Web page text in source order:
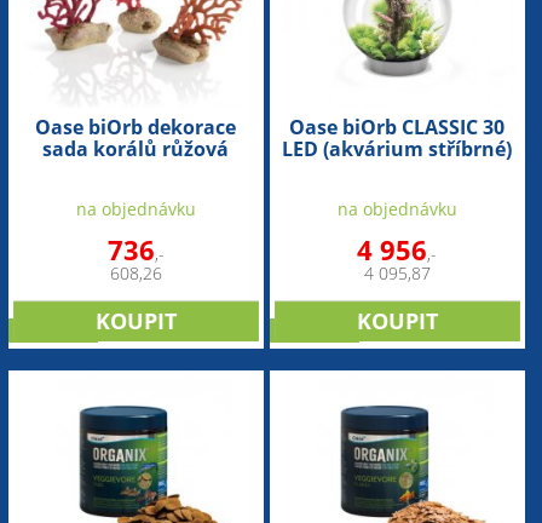
Oase biOrb dekorace
sada korálů růžová
na objednávku
736,-
608,26
Oase biOrb CLASSIC 30
LED (akvárium stříbrné)
na objednávku
4 956,-
4 095,87